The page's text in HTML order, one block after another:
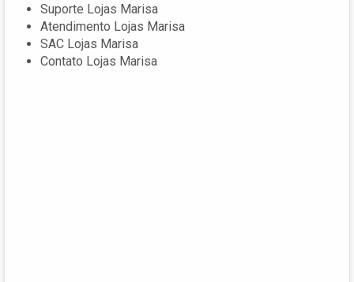
Suporte Lojas Marisa
Atendimento Lojas Marisa
SAC Lojas Marisa
Contato Lojas Marisa